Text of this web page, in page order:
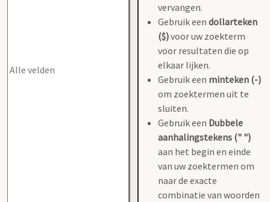
vervangen.
Gebruik een dollarteken
($)voor uw zoekterm
voor resultaten die op
elkaar lijken.
Gebruik een minteken (-)
om zoektermen uit te
sluiten.
Gebruik een Dubbele
aanhalingstekens (" ")
aan het begin en einde
van uw zoektermen om
naar de exacte
combinatie van woorden